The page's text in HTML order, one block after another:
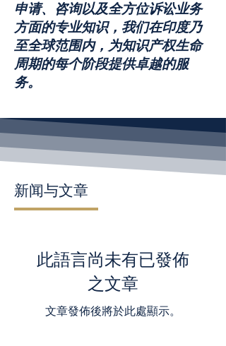
申请、咨询以及全方位诉讼业务
方面的专业知识，我们在印度乃
至全球范围内，为知识产权生命
周期的每个阶段提供卓越的服
务。
新闻与文章
此語言尚未有已發佈
之文章
文章發佈後將於此處顯示。